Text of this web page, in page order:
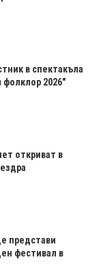
в спектакъла
фолклор 2026"
откриват в
представи
фестивал в